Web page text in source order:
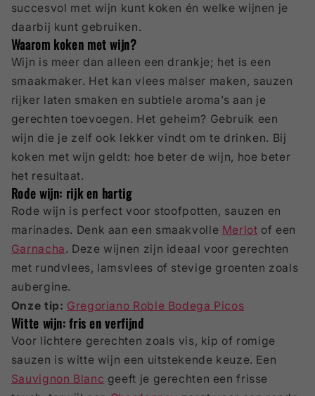
succesvol met wijn kunt koken én welke wijnen je
daarbij kunt gebruiken.
Waarom koken met wijn?
Wijn is meer dan alleen een drankje; het is een
smaakmaker. Het kan vlees malser maken, sauzen
rijker laten smaken en subtiele aroma’s aan je
gerechten toevoegen. Het geheim? Gebruik een
wijn die je zelf ook lekker vindt om te drinken. Bij
koken met wijn geldt: hoe beter de wijn, hoe beter
het resultaat.
Rode wijn: rijk en hartig
Rode wijn is perfect voor stoofpotten, sauzen en
marinades. Denk aan een smaakvolle Merlot of een
Garnacha. Deze wijnen zijn ideaal voor gerechten
met rundvlees, lamsvlees of stevige groenten zoals
aubergine.
Onze tip: Gregoriano Roble Bodega Picos
Witte wijn: fris en verfijnd
Voor lichtere gerechten zoals vis, kip of romige
sauzen is witte wijn een uitstekende keuze. Een
Sauvignon Blanc geeft je gerechten een frisse